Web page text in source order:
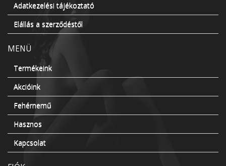
Adatkezelési tájékoztató
Elállás a szerződéstől
MENÜ
Termékeink
Akcióink
Fehérnemű
Hasznos
Kapcsolat